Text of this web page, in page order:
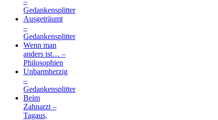
Gedankensplitter
Ausgeträumt
–
Gedankensplitter
Wenn man
anders ist… –
Philosophien
Unbarmherzig
–
Gedankensplitter
Beim
Zahnarzt –
Tagaus,